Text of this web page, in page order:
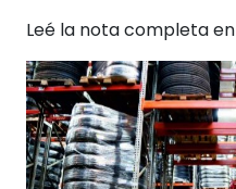
Leé la nota completa en